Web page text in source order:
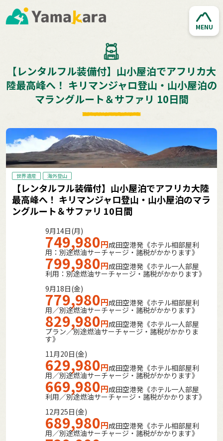
MENU
【レンタルフル装備付】山小屋泊でアフリカ大
陸最高峰へ！ キリマンジャロ登山・山小屋泊の
マラングルート＆サファリ 10日間
世界遺産 海外登山
【レンタルフル装備付】山小屋泊でアフリカ大陸
最高峰へ！ キリマンジャロ登山・山小屋泊のマラ
ングルート＆サファリ 10日間
9月14日(月)
749,980円成田空港発《ホテル相部屋利
用：別途燃油サーチャージ・諸税がかかります》
799,980円成田空港発《ホテル一人部屋
利用：別途燃油サーチャージ・諸税がかかります》
9月18日(金)
779,980円成田空港発《ホテル相部屋利
用／別途燃油サーチャージ・諸税がかかります》
829,980円成田空港発《ホテル一人部屋
プラン／別途燃油サーチャージ・諸税がかかりま
す》
11月20日(金)
629,980円成田空港発《ホテル相部屋利
用／別途燃油サーチャージ・諸税がかかります》
669,980円成田空港発《ホテル一人部屋
利用／別途燃油サーチャージ・諸税がかかります》
12月25日(金)
689,980円成田空港発《ホテル相部屋利
用／別途燃油サーチャージ・諸税がかかります》